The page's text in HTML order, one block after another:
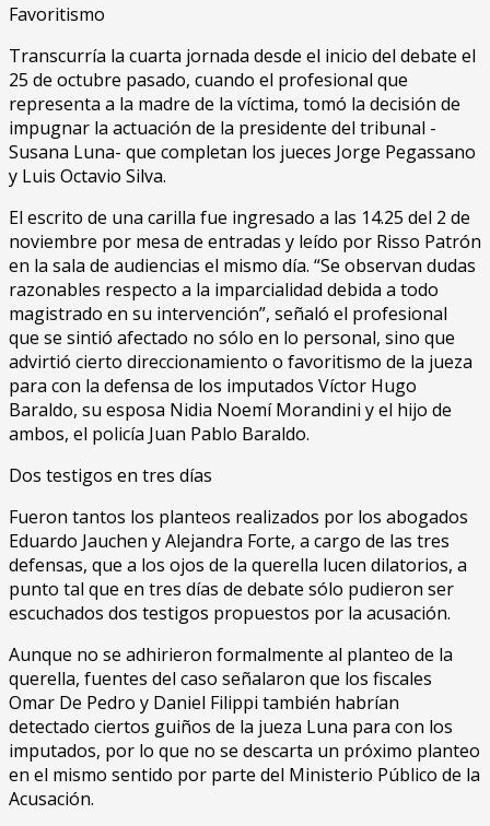
Favoritismo
Transcurría la cuarta jornada desde el inicio del debate el
25 de octubre pasado, cuando el profesional que
representa a la madre de la víctima, tomó la decisión de
impugnar la actuación de la presidente del tribunal -
Susana Luna- que completan los jueces Jorge Pegassano
y Luis Octavio Silva.
El escrito de una carilla fue ingresado a las 14.25 del 2 de
noviembre por mesa de entradas y leído por Risso Patrón
en la sala de audiencias el mismo día. “Se observan dudas
razonables respecto a la imparcialidad debida a todo
magistrado en su intervención”, señaló el profesional
que se sintió afectado no sólo en lo personal, sino que
advirtió cierto direccionamiento o favoritismo de la jueza
para con la defensa de los imputados Víctor Hugo
Baraldo, su esposa Nidia Noemí Morandini y el hijo de
ambos, el policía Juan Pablo Baraldo.
Dos testigos en tres días
Fueron tantos los planteos realizados por los abogados
Eduardo Jauchen y Alejandra Forte, a cargo de las tres
defensas, que a los ojos de la querella lucen dilatorios, a
punto tal que en tres días de debate sólo pudieron ser
escuchados dos testigos propuestos por la acusación.
Aunque no se adhirieron formalmente al planteo de la
querella, fuentes del caso señalaron que los fiscales
Omar De Pedro y Daniel Filippi también habrían
detectado ciertos guiños de la jueza Luna para con los
imputados, por lo que no se descarta un próximo planteo
en el mismo sentido por parte del Ministerio Público de la
Acusación.